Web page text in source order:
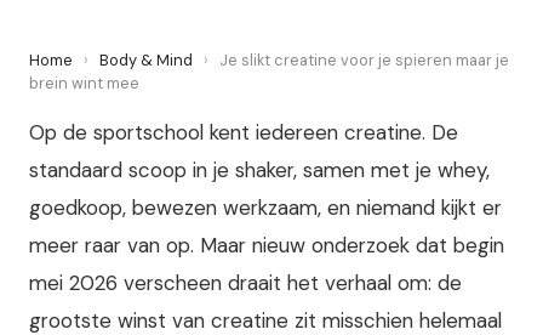
Home › Body & Mind ›
Je slikt creatine voor je spieren maar je
brein wint mee
Op de sportschool kent iedereen creatine. De
standaard scoop in je shaker, samen met je whey,
goedkoop, bewezen werkzaam, en niemand kijkt er
meer raar van op. Maar nieuw onderzoek dat begin
mei 2026 verscheen draait het verhaal om: de
grootste winst van creatine zit misschien helemaal